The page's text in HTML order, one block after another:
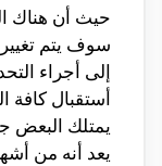
حيث أن هناك
سوف يتم
إلى أجراء
أستقبال كافة
يعد أنه من